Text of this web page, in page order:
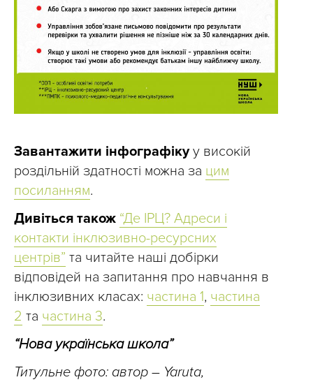
Завантажити інфографікуу високій
роздільній здатності можна за цим
посиланням.
Дивіться також “Де ІРЦ? Адреси і
контакти інклюзивно-ресурсних
центрів” та читайте наші добірки
відповідей на запитання про навчання в
інклюзивних класах: частина 1, частина
2 та частина 3.
“Нова українська школа”
Титульне фото: автор – Yaruta,